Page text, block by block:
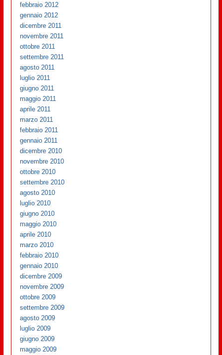
febbraio 2012
gennaio 2012
dicembre 2011
novembre 2011
ottobre 2011
settembre 2011
agosto 2011
luglio 2011
giugno 2011
maggio 2011
aprile 2011
marzo 2011
febbraio 2011
gennaio 2011
dicembre 2010
novembre 2010
ottobre 2010
settembre 2010
agosto 2010
luglio 2010
giugno 2010
maggio 2010
aprile 2010
marzo 2010
febbraio 2010
gennaio 2010
dicembre 2009
novembre 2009
ottobre 2009
settembre 2009
agosto 2009
luglio 2009
giugno 2009
maggio 2009